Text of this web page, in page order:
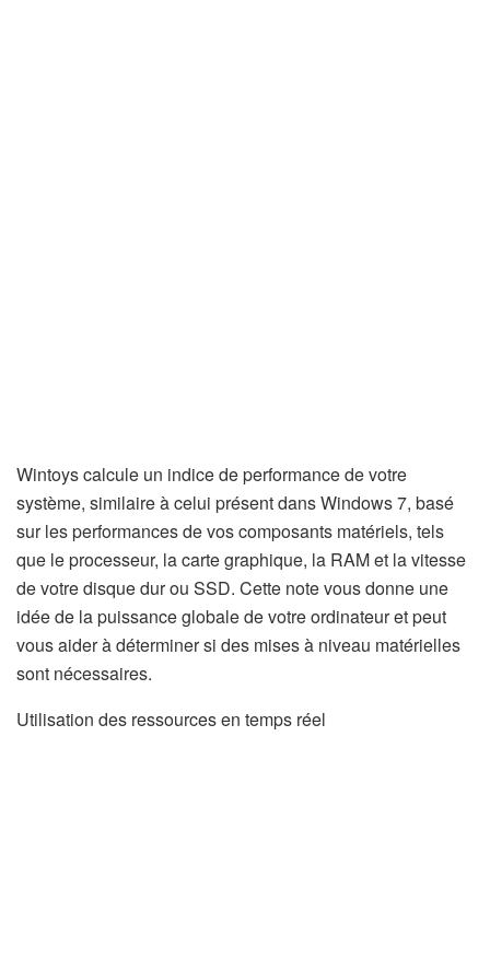
Wintoys calcule un indice de performance de votre
système, similaire à celui présent dans Windows 7, basé
sur les performances de vos composants matériels, tels
que le processeur, la carte graphique, la RAM et la vitesse
de votre disque dur ou SSD. Cette note vous donne une
idée de la puissance globale de votre ordinateur et peut
vous aider à déterminer si des mises à niveau matérielles
sont nécessaires.
Utilisation des ressources en temps réel